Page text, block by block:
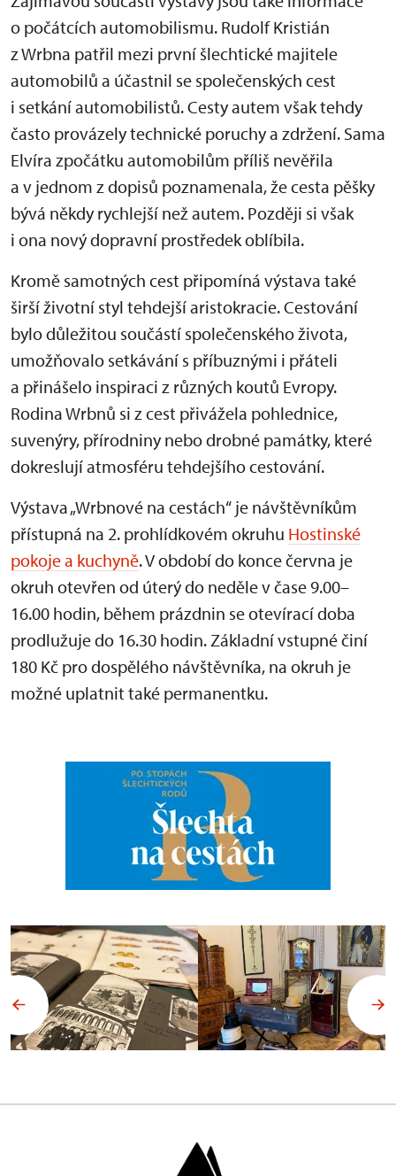
o počátcích automobilismu. Rudolf Kristián
z Wrbna patřil mezi první šlechtické majitele
automobilů a účastnil se společenských cest
i setkání automobilistů. Cesty autem však tehdy
často provázely technické poruchy a zdržení. Sama
Elvíra zpočátku automobilům příliš nevěřila
a v jednom z dopisů poznamenala, že cesta pěšky
bývá někdy rychlejší než autem. Později si však
i ona nový dopravní prostředek oblíbila.
Kromě samotných cest připomíná výstava také
širší životní styl tehdejší aristokracie. Cestování
bylo důležitou součástí společenského života,
umožňovalo setkávání s příbuznými i přáteli
a přinášelo inspiraci z různých koutů Evropy.
Rodina Wrbnů si z cest přivážela pohlednice,
suvenýry, přírodniny nebo drobné památky, které
dokreslují atmosféru tehdejšího cestování.
Výstava „Wrbnové na cestách“ je návštěvníkům
přístupná na 2. prohlídkovém okruhu Hostinské
pokoje a kuchyně. V období do konce června je
okruh otevřen od úterý do neděle v čase 9.00–
16.00 hodin, během prázdnin se otevírací doba
prodlužuje do 16.30 hodin. Základní vstupné činí
180 Kč pro dospělého návštěvníka, na okruh je
možné uplatnit také permanentku.